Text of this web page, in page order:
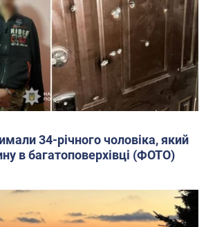
34-річного чоловіка, який
в багатоповерхівці (ФОТО)